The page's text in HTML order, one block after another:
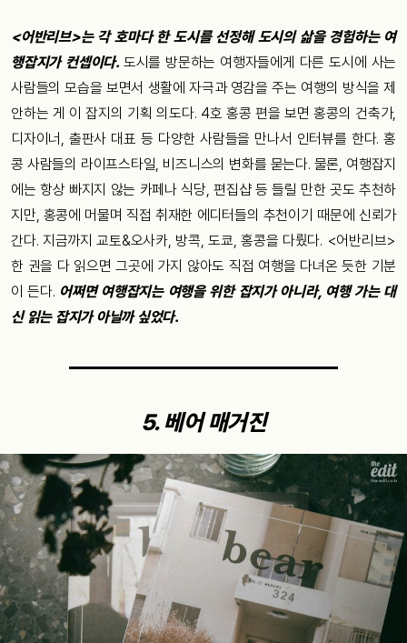
<어반리브>는 각 호마다 한 도시를 선정해 도시의 삶을 경험하는 여
행잡지가 컨셉이다. 도시를 방문하는 여행자들에게 다른 도시에 사는
사람들의 모습을 보면서 생활에 자극과 영감을 주는 여행의 방식을 제
안하는 게 이 잡지의 기획 의도다. 4호 홍콩 편을 보면 홍콩의 건축가,
디자이너 , 출판사 대표 등 다양한 사람들을 만나서 인터뷰를 한다.홍
콩 사람들의 라이프스타일, 비즈니스의 변화를 묻는다. 물론, 여행잡지
에는 항상 빠지지 않는 카페나 식당,편집샵 등 들릴 만한 곳도 추천하
지만, 홍콩에 머물며 직접 취재한 에디터들의 추천이기 때문에 신뢰가
간다. 지금까지 교토&오사카, 방콕,도쿄,홍콩을 다뤘다. <어반리브>
한 권을 다 읽으면 그곳에 가지 않아도 직접 여행을 다녀온 듯한 기분
이 든다. 어쩌면 여행잡지는 여행을 위한 잡지가 아니라, 여행 가는 대
신 읽는 잡지가 아닐까 싶었다.
5. 베어 매거진